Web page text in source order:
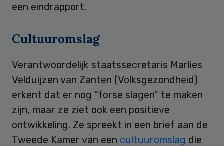
een eindrapport.
Cultuuromslag
Verantwoordelijk staatssecretaris Marlies
Velduijzen van Zanten (Volksgezondheid)
erkent dat er nog “forse slagen” te maken
zijn, maar ze ziet ook een positieve
ontwikkeling. Ze spreekt in een brief aan de
Tweede Kamer van een cultuuromslag die